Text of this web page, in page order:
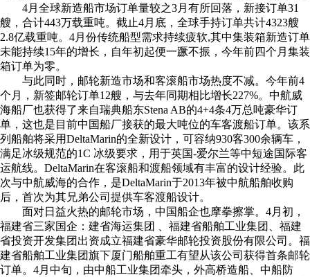
4月全球新造船市场订单量较之3月有所回落，新接订单31
艘，合计443万载重吨。截止4月底，全球手持订单共计4323艘
2.8亿载重吨。4月份传统船型需求持续疲软,其中集装箱新造订单
未能持续15年的增长，自年初起便一蹶不振，今年前四个月集装
箱订单为零。
与此同时，邮轮新造市场和客滚船市场热度不减。今年前4
个月，新签邮轮订单12艘，与去年同期相比增长227%。中航威
海船厂也获得了来自瑞典船东Stena AB的4+4条4万总吨豪华订
单，这也是目前中国船厂接获的最大吨位的车客渡船订单。该系
列船舶将采用DeltaMarin的全新设计，可容纳930客300余辆车，
满足冰级规范的1C 冰级要求，用于英国-爱尔兰等中短途国际客
运航线。DeltaMarin在客滚船和渡船领域有丰富的设计经验。此
次与中航威海的合作，是DeltaMarin于2013年被中航船舶收购
后，首次为其兄弟公司提供车客渡船设计。
面对日益火热的邮轮市场，中国船企也摩拳擦掌。4月初，
福建省三家国企：建省海运集团 、福建省船舶工业集团、福建
省投资开发集团出资成立福建省豪华邮轮投资股份有限公司。福
建省船舶工业集团旗下厦门船舶重工有望从该公司获得首条邮轮
订单。4月中旬，由中船工业集团牵头，外高桥造船、中船防